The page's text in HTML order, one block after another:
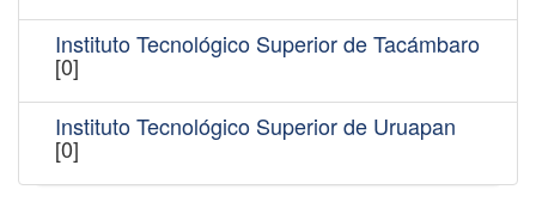
Instituto Tecnológico Superior de Tacámbaro
[0]
Instituto Tecnológico Superior de Uruapan
[0]